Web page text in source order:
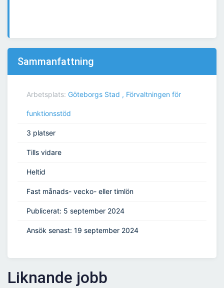
Sammanfattning
Arbetsplats: Göteborgs Stad , Förvaltningen för
funktionsstöd
3 platser
Tills vidare
Heltid
Fast månads- vecko- eller timlön
Publicerat: 5 september 2024
Ansök senast: 19 september 2024
Liknande jobb